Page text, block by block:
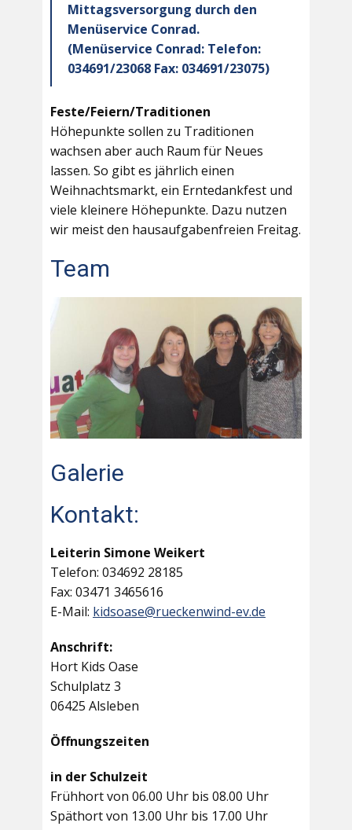
Mittagsversorgung durch den
Menüservice Conrad.
(Menüservice Conrad: Telefon:
034691/23068 Fax: 034691/23075)
Feste/Feiern/Traditionen
Höhepunkte sollen zu Traditionen
wachsen aber auch Raum für Neues
lassen. So gibt es jährlich einen
Weihnachtsmarkt, ein Erntedankfest und
viele kleinere Höhepunkte. Dazu nutzen
wir meist den hausaufgabenfreien Freitag.
Team
Galerie
Kontakt:
Leiterin Simone Weikert
Telefon: 034692 28185
Fax: 03471 3465616
E-Mail: kidsoase@rueckenwind-ev.de
Anschrift:
Hort Kids Oase
Schulplatz 3
06425 Alsleben
Öffnungszeiten
in der Schulzeit
Frühhort von 06.00 Uhr bis 08.00 Uhr
Späthort von 13.00 Uhr bis 17.00 Uhr